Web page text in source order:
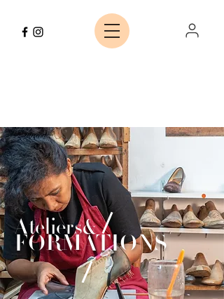
Ateliers&
FORMATIONS